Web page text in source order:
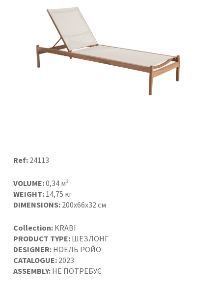
Ref:24113
VOLUME:0,34 м³
WEIGHT: 14,75 кг
DIMENSIONS: 200x66x32 см
Collection: KRABI
PRODUCT TYPE: ШЕЗЛОНГ
DESIGNER: НОЕЛЬ РОЙО
CATALOGUE: 2023
ASSEMBLY: НЕ ПОТРЕБУЄ